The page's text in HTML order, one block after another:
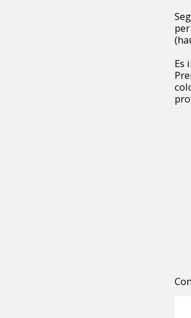
Es